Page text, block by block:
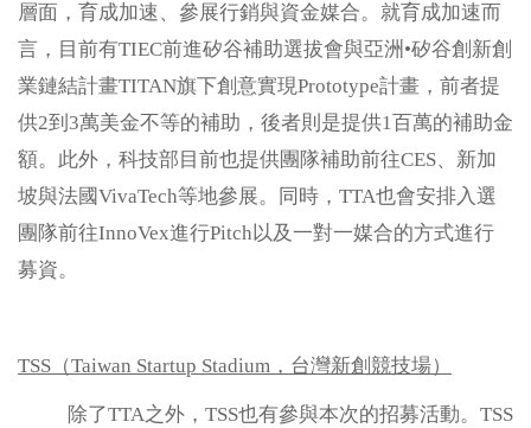
層面，育成加速、參展行銷與資金媒合。就育成加速而
言，目前有TIEC前進矽谷補助選拔會與亞洲•矽谷創新創
業鏈結計畫TITAN旗下創意實現Prototype計畫，前者提
供2到3萬美金不等的補助，後者則是提供1百萬的補助金
額。此外，科技部目前也提供團隊補助前往CES、新加
坡與法國VivaTech等地參展。同時，TTA也會安排入選
團隊前往InnoVex進行Pitch以及一對一媒合的方式進行
募資。
TSS（Taiwan Startup Stadium，台灣新創競技場）
除了TTA之外，TSS也有參與本次的招募活動。TSS